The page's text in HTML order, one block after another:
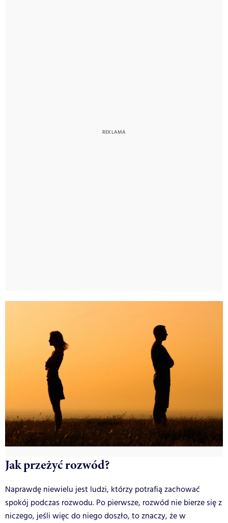
Jak przeżyć rozwód?
Naprawdę niewielu jest ludzi, którzy potrafią zachować
spokój podczas rozwodu. Po pierwsze, rozwód nie bierze się z
niczego, jeśli więc do niego doszło, to znaczy, że w